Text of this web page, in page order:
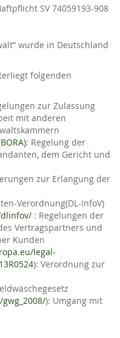
SV 74059193-908
wurde in Deutschland
folgenden
zur Zulassung
mit anderen
: Regelung der
dem Gericht und
zur Erlangung der
Verordnung(DL-InfoV)
: Regelungen der
Vertragspartners und
Kunden
legal-
): Verordnung zur
): Umgang mit